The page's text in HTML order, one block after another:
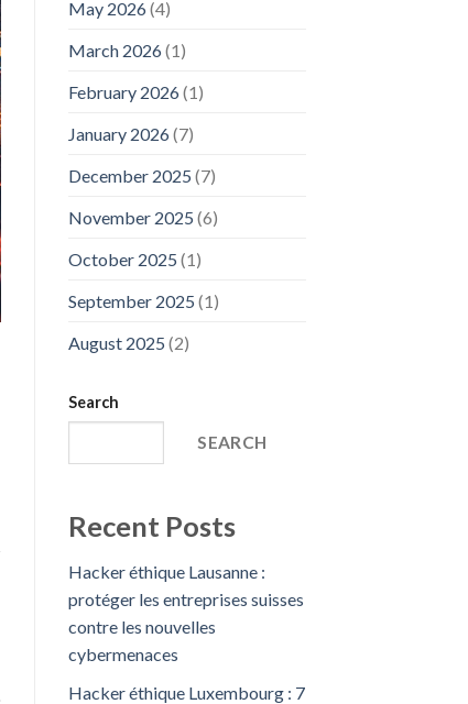
May 2026(4)
March 2026(1)
February 2026(1)
January 2026(7)
December 2025 (7)
November 2025 (6)
October 2025 (1)
September 2025 (1)
August 2025 (2)
Search
SEARCH
Recent Posts
Hacker éthique Lausanne :
protéger les entreprises suisses
contre les nouvelles
cybermenaces
Hacker éthique Luxembourg : 7